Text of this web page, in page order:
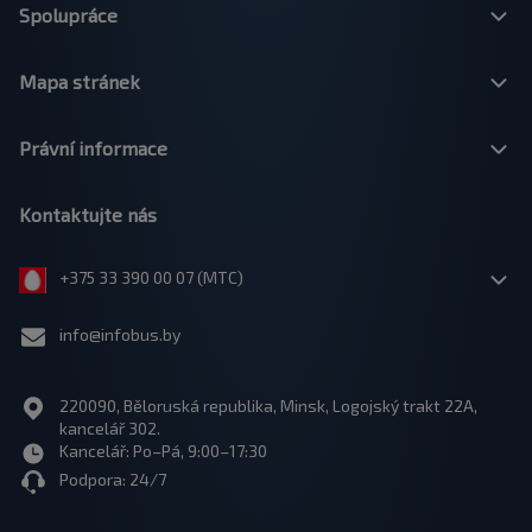
Spolupráce
Mapa stránek
Právní informace
Kontaktujte nás
+375 33 390 00 07 (МТС)
info@infobus.by
220090, Běloruská republika, Minsk, Logojský trakt 22A,
kancelář 302.
Kancelář: Po–Pá, 9:00–17:30
Podpora: 24/7